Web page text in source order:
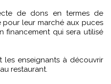
de dons en termes de
leur marché aux puces
financement qui sera utilisé
les enseignants à découvrir
restaurant.